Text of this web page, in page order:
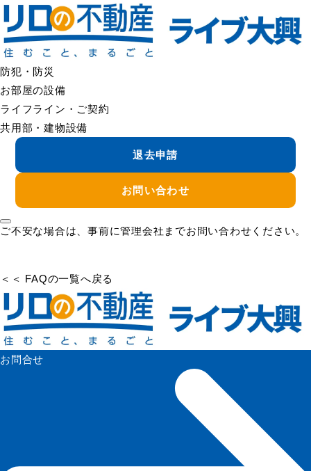
防犯・防災
お部屋の設備
ライフライン・ご契約
共用部・建物設備
退去申請
お問い合わせ
＜＜ FAQの一覧へ戻る
防犯補助ロック/窓用補助ロック（補助錠）を購入し
たい
防犯対策として、防犯補助ロック/窓用補助ロック（補助錠）の
設置をご希望の場合は、まず管理会社へご相談ください。
取り付け方法や設置位置によっては、サッシや建具を傷つける
可能性があるため、物件の仕様に合うものをご案内できる場合
があります。
なお、商品によっては入居者様ご自身で設置できるタイプもあ
りますが、原状回復に影響しない方法での設置をお願いいたし
ます。
ご不安な場合は、事前に管理会社までお問い合わせください。
＜＜ FAQの一覧へ戻る
お問合せ